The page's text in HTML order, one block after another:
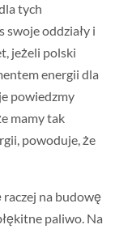
tych
swoje oddziały i
jeżeli polski
energii dla
powiedzmy
mamy tak
powoduje, że
na budowę
paliwo. Na